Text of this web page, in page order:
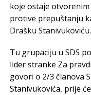
koje ostaje
protive prepuštanju
Drašku Stanivukoviću.
Tu grupaciju u SDS
lider stranke Za
govori o 2/3 članova
Stanivukovića, prije